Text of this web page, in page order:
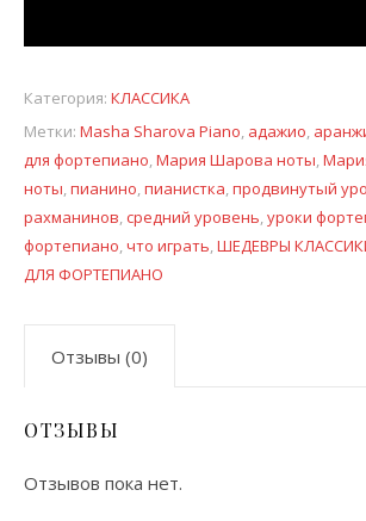
Категория: КЛАССИКА
Метки: Masha Sharova Piano, адажио,
для фортепиано,Мария Шарова ноты,
ноты,пианино,пианистка,продвинутый
рахманинов,средний уровень,уроки
фортепиано,что играть,ШЕДЕВРЫ
ДЛЯ ФОРТЕПИАНО
Отзывы (0)
ОТЗЫВЫ
Отзывов пока нет.